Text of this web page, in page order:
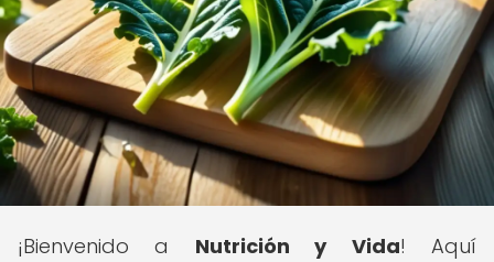
¡Bienvenido a Nutrición y Vida! Aquí